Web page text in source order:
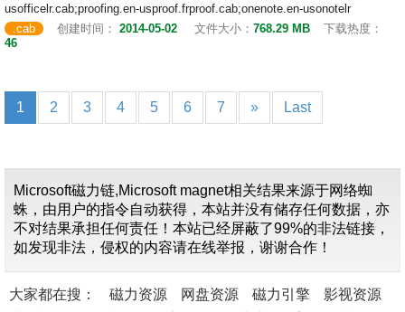
usofficelr.cab;proofing.en-usproof.frproof.cab;onenote.en-usonotelr
.cab
创建时间： 2014-05-02 文件大小： 768.29 MB
下载热度：
46
1 2 3 4 5 6 7 » Last
Microsoft磁力链,Microsoft magnet相关结果来源于网络蜘
蛛，由用户的指令自动获得，本站并没有储存任何数据，亦
不对结果承担任何责任！本站已经屏蔽了99%的非法链接，
如发现非法，侵权的内容请在线举报，谢谢合作！
大家都在搜： 磁力资源 网盘资源 磁力引擎
影视资源